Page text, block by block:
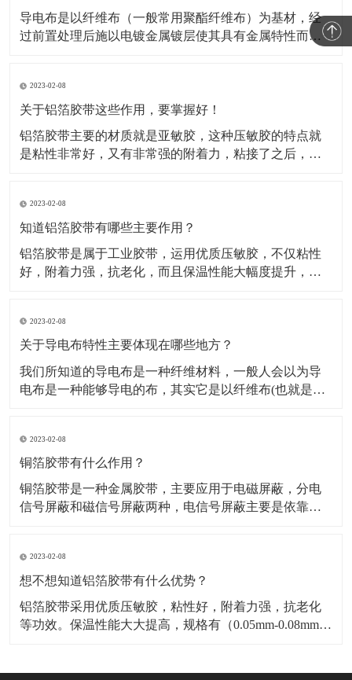
导电布是以纤维布（一般常用聚酯纤维布）为基材，经
过前置处理后施以电镀金属镀层使其具有金属特性而成
多人都不知道。所以，这种材料到底是如何屏蔽电磁信
号的呢？​A.影响屏蔽性的因素及工艺在电磁信号的屏蔽
过程中，
2023-02-08
关于铝箔胶带这些作用，要掌握好！
铝箔胶带主要的材质就是亚敏胶，这种压敏胶的特点就
是粘性非常好，又有非常强的附着力，粘接了之后，能
等，就是使用的这种铝箔胶带做的密封材料。还被广泛
运用于各行各业当中，除了有家用电器、空调、汽车、
电子行业当中也
2023-02-08
知道铝箔胶带有哪些主要作用？
铝箔胶带是属于工业胶带，运用优质压敏胶，不仅粘性
好，附着力强，抗老化，而且保温性能大幅度提升，规
及破损处的修复，是冰箱、冰柜生产厂的主要原辅材
料，也是保温材料经销部门必购原料。广泛应用于冰
2023-02-08
关于导电布特性主要体现在哪些地方？
我们所知道的导电布是一种纤维材料，一般人会以为导
电布是一种能够导电的布，其实它是以纤维布(也就是一
电布可分为：镀镍导电布，镀金导电布，镀炭导电布，
铝箔纤维复合布这几种，这几种导电布从外观上有平纹
和网格区
2023-02-08
铜箔胶带有什么作用？
铜箔胶带是一种金属胶带，主要应用于电磁屏蔽，分电
信号屏蔽和磁信号屏蔽两种，电信号屏蔽主要是依靠铜
机，笔记电脑和其他数码产品之中。​铜箔胶带具有低表
面氧气特性，可以附着与各种不同基材，如金属，绝缘
材料等
2023-02-08
想不想知道铝箔胶带有什么优势？
铝箔胶带采用优质压敏胶，粘性好，附着力强，抗老化
等功效。保温性能大大提高，规格有（0.05mm-0.08mm）